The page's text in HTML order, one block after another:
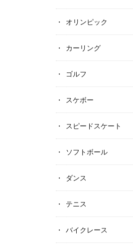
オリンピック
カーリング
ゴルフ
スケボー
スピードスケート
ソフトボール
ダンス
テニス
バイクレース